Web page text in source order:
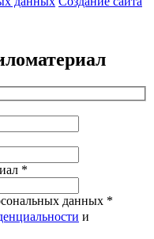
*
данных *
и